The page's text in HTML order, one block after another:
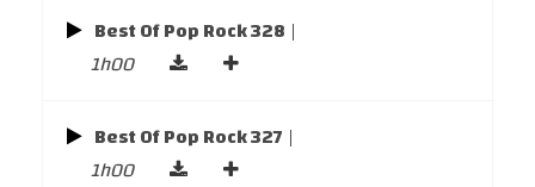
Best Of Pop Rock 328 |
1h00
Best Of Pop Rock 327 |
1h00